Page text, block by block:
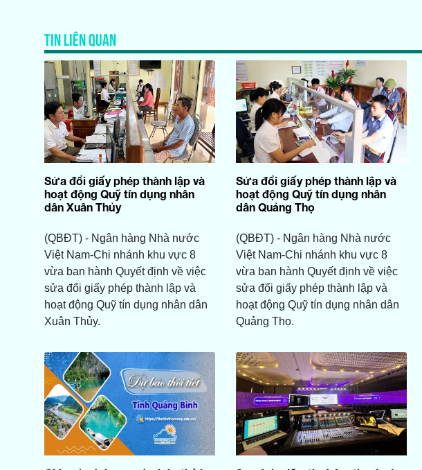
TIN LIÊN QUAN
Sửa đổi giấy phép thành lập và
hoạt động Quỹ tín dụng nhân
dân Xuân Thủy
(QBĐT) - Ngân hàng Nhà nước
Việt Nam-Chi nhánh khu vực 8
vừa ban hành Quyết định về việc
sửa đổi giấy phép thành lập và
hoạt động Quỹ tín dụng nhân dân
Xuân Thủy.
Sửa đổi giấy phép thành lập và
hoạt động Quỹ tín dụng nhân
dân Quảng Thọ
(QBĐT) - Ngân hàng Nhà nước
Việt Nam-Chi nhánh khu vực 8
vừa ban hành Quyết định về việc
sửa đổi giấy phép thành lập và
hoạt động Quỹ tín dụng nhân dân
Quảng Thọ.